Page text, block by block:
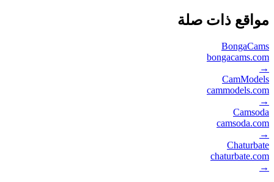
مواقع ذات صلة
BongaCams
bongacams.com
→
CamModels
cammodels.com
→
Camsoda
camsoda.com
→
Chaturbate
chaturbate.com
→